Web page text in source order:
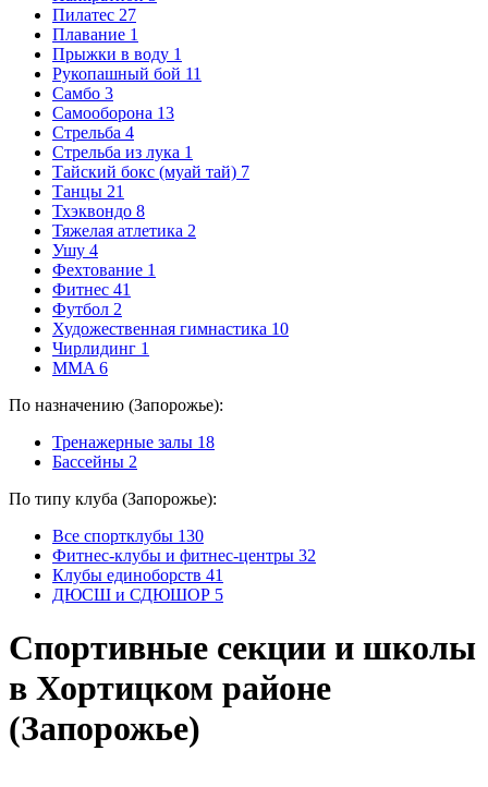
Пилатес 27
Плавание 1
Прыжки в воду 1
Рукопашный бой 11
Самбо 3
Самооборона 13
Стрельба 4
Стрельба из лука 1
Тайский бокс (муай тай) 7
Танцы 21
Тхэквондо 8
Тяжелая атлетика 2
Ушу 4
Фехтование 1
Фитнес 41
Футбол 2
Художественная гимнастика 10
Чирлидинг 1
MMA 6
По назначению (Запорожье):
Тренажерные залы 18
Бассейны 2
По типу клуба (Запорожье):
Все спортклубы 130
Фитнес-клубы и фитнес-центры 32
Клубы единоборств 41
ДЮСШ и СДЮШОР 5
Спортивные секции и школы
в Хортицком районе
(Запорожье)